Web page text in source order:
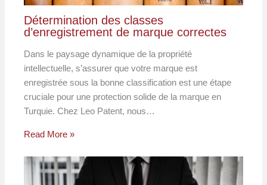
Détermination des classes
d’enregistrement de marque correctes
Dans le paysage dynamique de la propriété
intellectuelle, s’assurer que votre marque est
enregistrée sous la bonne classification est une étape
cruciale pour une protection solide de la marque en
Turquie. Chez Leo Patent, nous…
Read More »